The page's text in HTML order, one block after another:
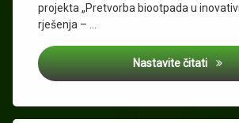
projekta „Pretvorba biootpada u
rješenja – …
Nastavite čitati